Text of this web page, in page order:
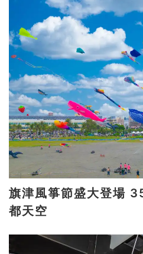
旗津風箏節盛大登場 35米巨鯨風箏翱翔港
都天空